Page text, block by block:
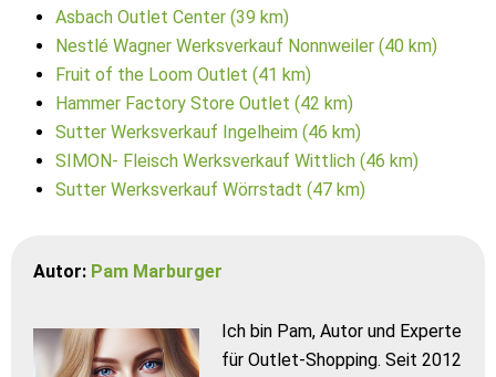
Asbach Outlet Center (39 km)
Nestlé Wagner Werksverkauf Nonnweiler (40 km)
Fruit of the Loom Outlet (41 km)
Hammer Factory Store Outlet (42 km)
Sutter Werksverkauf Ingelheim (46 km)
SIMON- Fleisch Werksverkauf Wittlich (46 km)
Sutter Werksverkauf Wörrstadt (47 km)
Autor: Pam Marburger
Ich bin Pam, Autor und Experte
für Outlet-Shopping. Seit 2012